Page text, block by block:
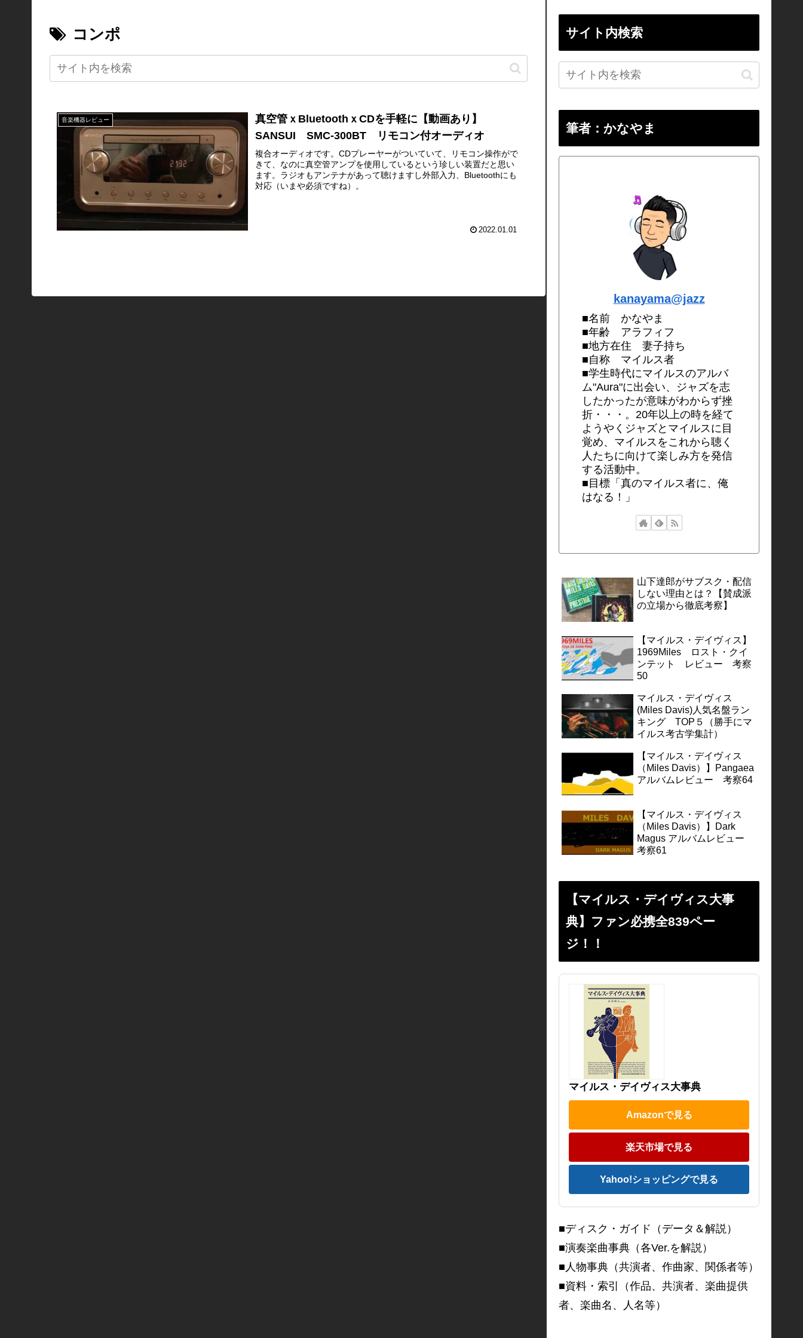
コンポ
音楽機器レビュー
真空管ｘBluetoothｘCDを手軽に【動画あり】
SANSUI SMC-300BT リモコン付オーディオ
複合オーディオです。CDプレーヤーがついていて、リモコン操作がで
きて、なのに真空管アンプを使用しているという珍しい装置だと思い
ます。ラジオもアンテナがあって聴けますし外部入力、Bluetoothにも
対応（いまや必須ですね）。
2022.01.01
サイト内検索
筆者：かなやま
kanayama@jazz
■名前 かなやま
■年齢 アラフィフ
■地方在住 妻子持ち
■自称 マイルス者
■学生時代にマイルスのアルバ
ム"Aura"に出会い、ジャズを志
したかったが意味がわからず挫
折・・・。20年以上の時を経て
ようやくジャズとマイルスに目
覚め、マイルスをこれから聴く
人たちに向けて楽しみ方を発信
する活動中。
■目標「真のマイルス者に、俺
はなる！」
山下達郎がサブスク・配信
しない理由とは？【賛成派
の立場から徹底考察】
【マイルス・デイヴィス】
1969Miles ロスト・クイ
ンテット レビュー 考察
50
マイルス・デイヴィス
(Miles Davis)人気名盤ラン
キング TOP５（勝手にマ
イルス考古学集計）
【マイルス・デイヴィス
（Miles Davis）】Pangaea
アルバムレビュー 考察64
【マイルス・デイヴィス
（Miles Davis）】Dark
Magus アルバムレビュー
考察61
【マイルス・デイヴィス大事
典】ファン必携全839ペー
ジ！！
マイルス・デイヴィス大事典
Amazonで見る
楽天市場で見る
Yahoo!ショッピングで見る
■ディスク・ガイド（データ＆解説）
■演奏楽曲事典（各Ver.を解説）
■人物事典（共演者、作曲家、関係者等）
■資料・索引（作品、共演者、楽曲提供
者、楽曲名、人名等）